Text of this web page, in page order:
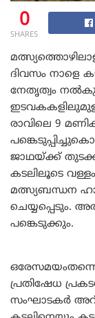
0
SHARES
ദിവസം നാളെ
നേതൃത്വം
രാവിലെ 9
ജാഥയ്ക്ക്
കടലിലൂടെ
മത്സ്യബന്ധന
ചെയ്യപ്പെടും.
പങ്കെടുക്കും.
പ്രതിഷേധ
സംഘാടകർ